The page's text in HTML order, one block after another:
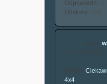
Odpowiedzi:
Odsłony:
456
4x4